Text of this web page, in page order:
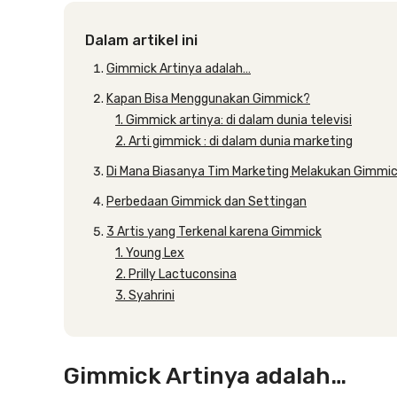
Dalam artikel ini
Gimmick Artinya adalah…
Kapan Bisa Menggunakan Gimmick?
1. Gimmick artinya: di dalam dunia televisi
2. Arti gimmick : di dalam dunia marketing
Di Mana Biasanya Tim Marketing Melakukan
Perbedaan Gimmick dan Settingan
3 Artis yang Terkenal karena Gimmick
1. Young Lex
2. Prilly Lactuconsina
3. Syahrini
Gimmick Artinya adalah…